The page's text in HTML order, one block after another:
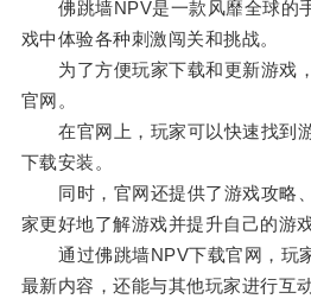
佛跳墙NPV是一款风靡全球的
戏中体验各种刺激闯关和挑战。
为了方便玩家下载和更新游戏
官网。
在官网上，玩家可以快速找到
下载安装。
同时，官网还提供了游戏攻略
家更好地了解游戏并提升自己的游
通过佛跳墙NPV下载官网，玩
最新内容，还能与其他玩家进行互